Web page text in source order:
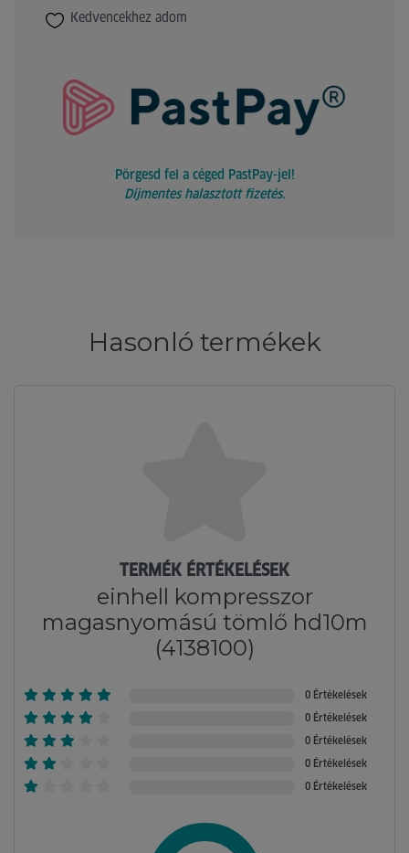
Kedvencekhez adom
Pörgesd fel a céged PastPay-jel!
Díjmentes halasztott fizetés.
Hasonló termékek
TERMÉK ÉRTÉKELÉSEK
einhell kompresszor
magasnyomású tömlő hd10m
(4138100)
0 Értékelések
0 Értékelések
0 Értékelések
0 Értékelések
0 Értékelések